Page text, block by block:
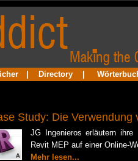
Directory
Study: Die
JG Ingenieros erläutern ihre
Revit MEP auf einer Online-
Mehr lesen...